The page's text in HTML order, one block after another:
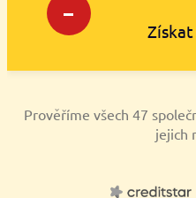
–
Prověříme všech 47
jejich